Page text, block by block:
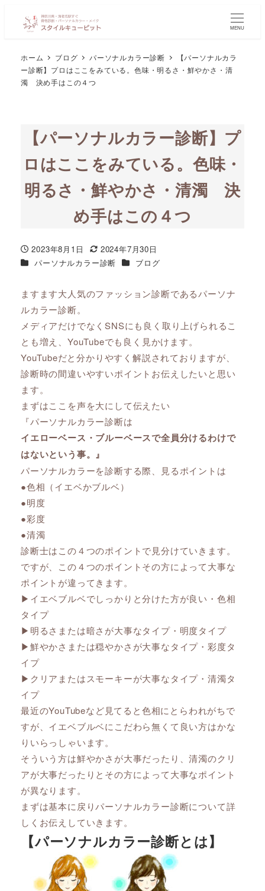
MENU
ホーム ブログ パーソナルカラー診断
【パーソナルカラ
ー診断】プロはここをみている。色味・明るさ・鮮やかさ・清
濁 決め手はこの４つ
【パーソナルカラー診断】プ
ロはここをみている。色味・
明るさ・鮮やかさ・清濁 決
め手はこの４つ
投稿日
2023年8月1日
更新日
2024年7月30日
カテゴリー
パーソナルカラー診断 カテゴリー
ブログ
ますます大人気のファッション診断であるパーソナ
ルカラー診断。
メディアだけでなくSNSにも良く取り上げられるこ
とも増え、YouTubeでも良く見かけます。
YouTubeだと分かりやすく解説されておりますが、
診断時の間違いやすいポイントお伝えしたいと思い
ます。
まずはここを声を大にして伝えたい
『パーソナルカラー診断は
イエローベース・ブルーベースで全員分けるわけで
はないという事。』
パーソナルカラーを診断する際、見るポイントは
●色相（イエベかブルベ）
●明度
●彩度
●清濁
診断士はこの４つのポイントで見分けていきます。
ですが、この４つのポイントその方によって大事な
ポイントが違ってきます。
▶︎イエベブルベでしっかりと分けた方が良い・色相
タイプ
▶︎明るさまたは暗さが大事なタイプ・明度タイプ
▶︎鮮やかさまたは穏やかさが大事なタイプ・彩度タ
イプ
▶︎クリアまたはスモーキーが大事なタイプ・清濁タ
イプ
最近のYouTubeなど見てると色相にとらわれがちで
すが、イエベブルベにこだわら無くて良い方はかな
りいらっしゃいます。
そういう方は鮮やかさが大事だったり、清濁のクリ
アが大事だったりとその方によって大事なポイント
が異なります。
まずは基本に戻りパーソナルカラー診断について詳
しくお伝えしていきます。
【パーソナルカラー診断とは】